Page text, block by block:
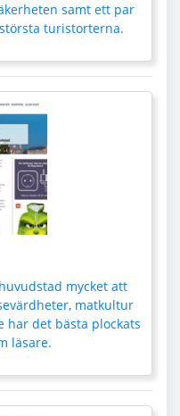
samt ett par
turistorterna.
mycket att
matkultur
har det bästa plockats
läsare.